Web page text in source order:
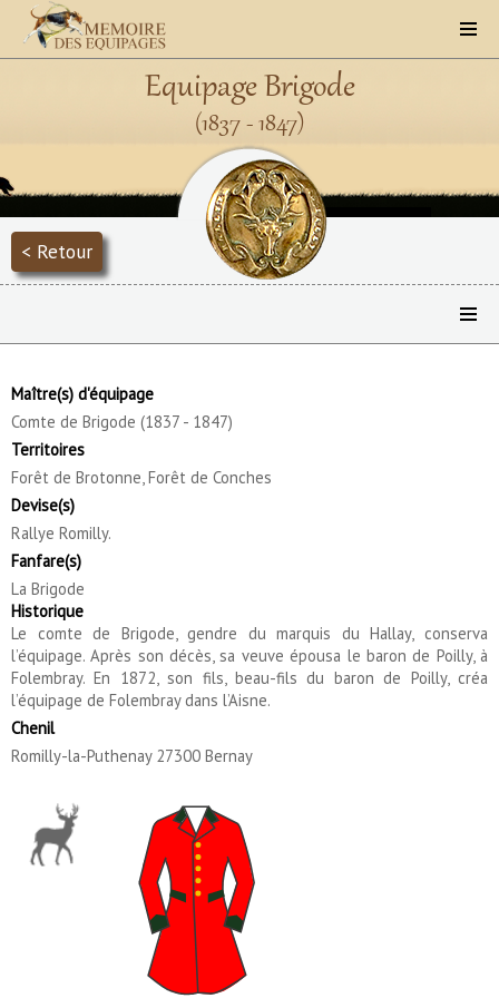
Equipage Brigode
(1837 - 1847)
< Retour
Maître(s) d'équipage
Comte de Brigode (1837 - 1847)
Territoires
Forêt de Brotonne, Forêt de Conches
Devise(s)
Rallye Romilly.
Fanfare(s)
La Brigode
Historique
Le comte de Brigode, gendre du marquis du Hallay, conserva
l’équipage. Après son décès, sa veuve épousa le baron de Poilly, à
Folembray. En 1872, son fils, beau-fils du baron de Poilly, créa
l’équipage de Folembray dans l’Aisne.
Chenil
Romilly-la-Puthenay 27300 Bernay